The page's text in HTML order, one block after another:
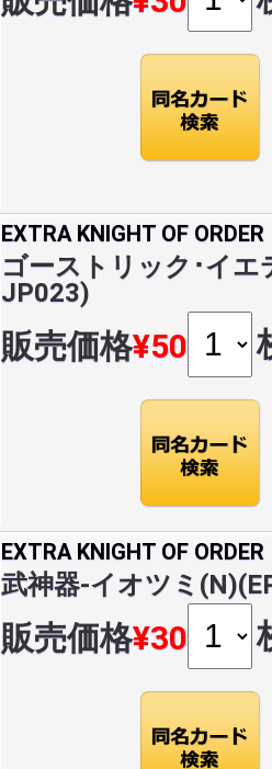
EXTRA KNIGHT OF ORDER
ゴーストリック･イエ
JP023)
販売価格¥50
EXTRA KNIGHT OF ORDER
武神器-イオツミ
販売価格¥30